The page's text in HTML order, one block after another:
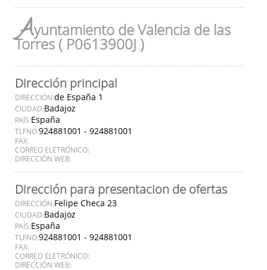
Ayuntamiento de Valencia de las
Torres ( P0613900J )
Dirección principal
DIRECCIÓN:de España 1
CIUDAD:Badajoz
PAÍS:España
TLFNO:924881001 - 924881001
FAX:
CORREO ELETRÓNICO:
DIRECCIÓN WEB:
Dirección para presentacion de ofertas
DIRECCIÓN:Felipe Checa 23
CIUDAD:Badajoz
PAÍS:España
TLFNO:924881001 - 924881001
FAX:
CORREO ELETRÓNICO:
DIRECCIÓN WEB: